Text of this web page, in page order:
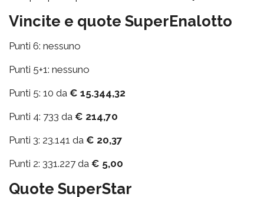
Vincite e quote SuperEnalotto
Punti 6: nessuno
Punti 5+1: nessuno
Punti 5: 10 da € 15.344,32
Punti 4: 733 da € 214,70
Punti 3: 23.141 da € 20,37
Punti 2: 331.227 da € 5,00
Quote SuperStar